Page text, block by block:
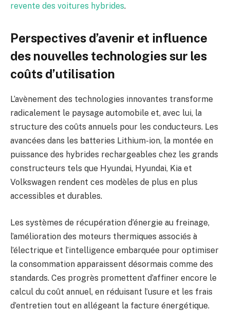
revente des voitures hybrides.
Perspectives d’avenir et influence
des nouvelles technologies sur les
coûts d’utilisation
L’avènement des technologies innovantes transforme
radicalement le paysage automobile et, avec lui, la
structure des coûts annuels pour les conducteurs. Les
avancées dans les batteries Lithium-ion, la montée en
puissance des hybrides rechargeables chez les grands
constructeurs tels que Hyundai, Hyundai, Kia et
Volkswagen rendent ces modèles de plus en plus
accessibles et durables.
Les systèmes de récupération d’énergie au freinage,
l’amélioration des moteurs thermiques associés à
l’électrique et l’intelligence embarquée pour optimiser
la consommation apparaissent désormais comme des
standards. Ces progrès promettent d’affiner encore le
calcul du coût annuel, en réduisant l’usure et les frais
d’entretien tout en allégeant la facture énergétique.